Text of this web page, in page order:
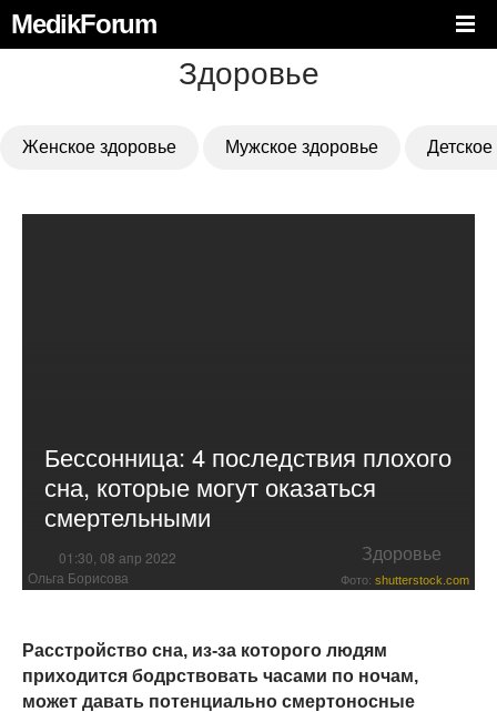
MedikForum
Здоровье
Женское здоровье Мужское здоровье
Бессонница: 4 последствия плохого
сна, которые могут оказаться
смертельными
01:30, 08 апр 2022 Здоровье
Ольга Борисова Фото: shutterstock.com
Расстройство сна, из-за которого людям
приходится бодрствовать часами по ночам,
может давать потенциально смертоносные